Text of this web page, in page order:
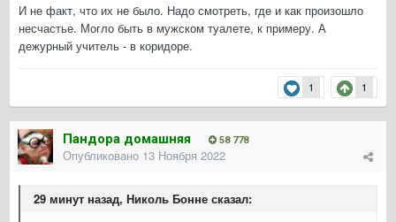
И не факт, что их не было. Надо смотреть, где и как произошло
несчастье. Могло быть в мужском туалете, к примеру. А
дежурный учитель - в коридоре.
1 1
Пандора домашняя 58 778
Опубликовано 13 Ноября 2022
29 минут назад, Николь Бонне сказал: